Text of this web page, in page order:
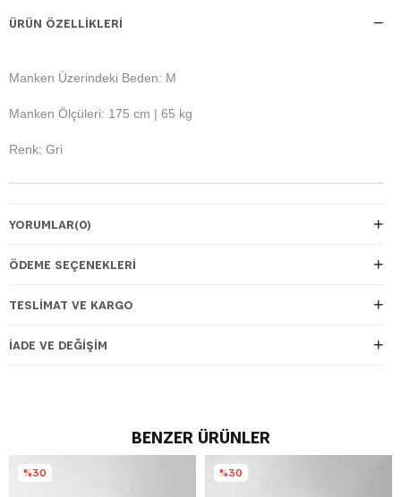
ÜRÜN ÖZELLIKLERI
Manken Üzerindeki Beden: M
Manken Ölçüleri: 175 cm | 65 kg
Renk: Gri
YORUMLAR(0)
ÖDEME SEÇENEKLERI
TESLIMAT VE KARGO
İADE VE DEĞIŞIM
BENZER ÜRÜNLER
%30 %30